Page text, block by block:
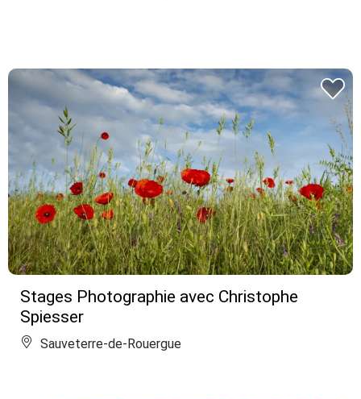
Stages Photographie avec Christophe
Spiesser
Sauveterre-de-Rouergue